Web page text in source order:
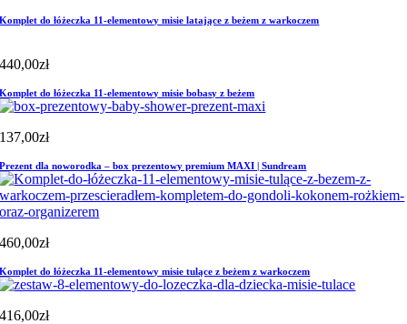
Komplet do łóżeczka 11-elementowy misie latające z beżem z warkoczem
440,00zł
Komplet do łóżeczka 11-elementowy misie bobasy z beżem
137,00zł
Prezent dla noworodka – box prezentowy premium MAXI | Sundream
460,00zł
Komplet do łóżeczka 11-elementowy misie tulące z beżem z warkoczem
416,00zł